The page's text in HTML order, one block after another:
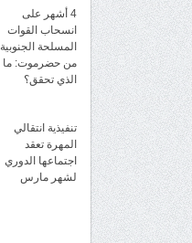
4 أشهر على
انسحاب القوات
المسلحة الجنوبية
من حضرموت: ما
الذي تحقق؟
تنفيذية انتقالي
المهرة تعقد
اجتماعها الدوري
لشهر مارس